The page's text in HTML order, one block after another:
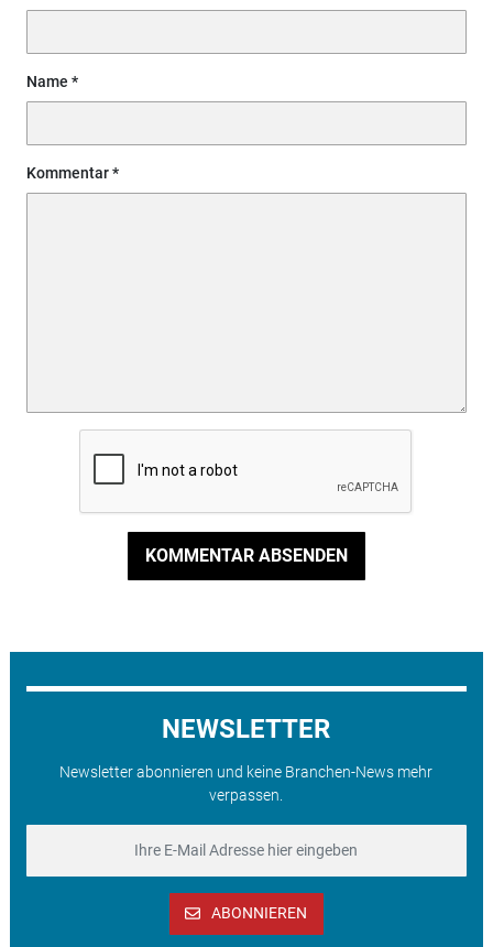
Name
Kommentar
KOMMENTAR ABSENDEN
NEWSLETTER
Newsletter abonnieren und keine Branchen-News mehr
verpassen.
ABONNIEREN